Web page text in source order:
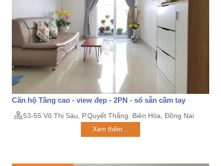
Căn hộ Tầng cao - view đẹp - 2PN - sổ sẵn cầm tay
53-55 Võ Thị Sáu, P.Quyết Thắng, Biên Hòa, Đồng Nai
Xem thêm...